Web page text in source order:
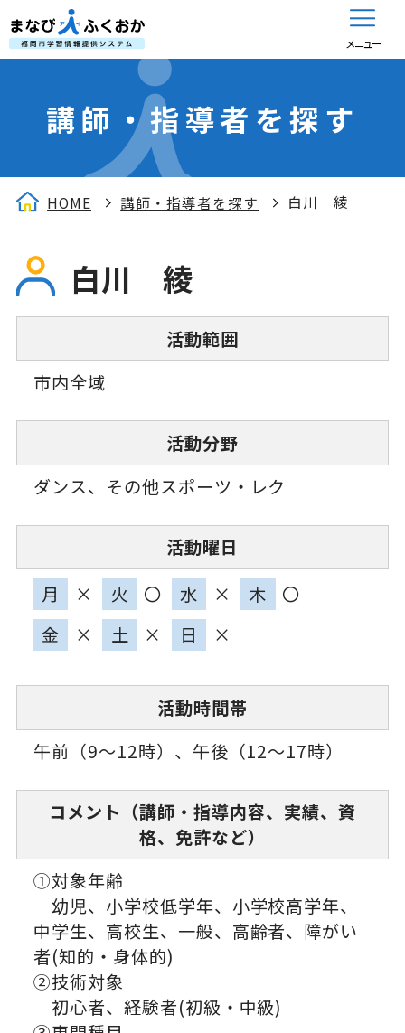
メニュー
講師・指導者を探す
HOME 講師・指導者を探す 白川 綾
白川 綾
活動範囲
市内全域
活動分野
ダンス、その他スポーツ・レク
活動曜日
月
× 火 〇 水 × 木
〇
金
× 土 × 日 ×
活動時間帯
午前（9～12時）、午後（12～17時）
コメント（講師・指導内容、実績、資
格、免許など）
①対象年齢
幼児、小学校低学年、小学校高学年、
中学生、高校生、一般、高齢者、障がい
者(知的・身体的)
②技術対象
初心者、経験者(初級・中級)